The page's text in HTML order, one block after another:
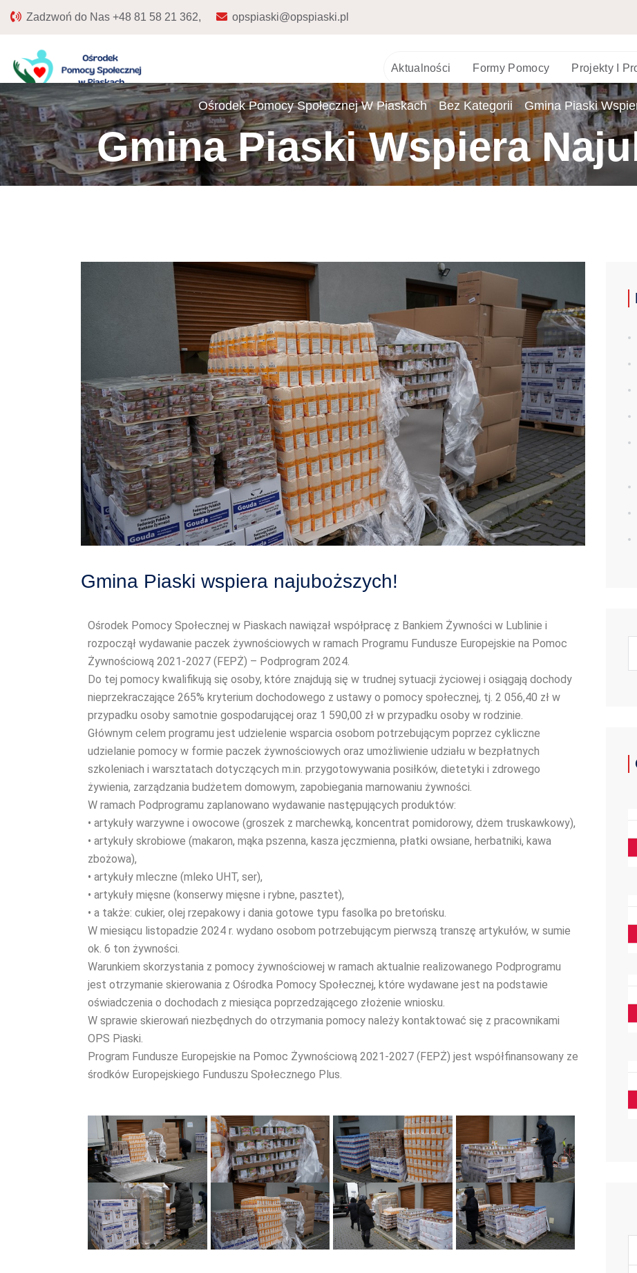
Zadzwoń do Nas +48 81 58 21 362, opspiaski@opspiaski.pl
Aktualności Formy Pomocy Projekty I
Ośrodek Pomocy Społecznej W Piaskach> Bez Kategorii > Gmina Piaski
Gmina Piaski Wspiera
Gmina Piaski wspiera najuboższych!
Ośrodek Pomocy Społecznej w Piaskach nawiązał współpracę z Bankiem Żywności w Lublinie i
rozpoczął wydawanie paczek żywnościowych w ramach Programu Fundusze Europejskie na Pomoc
Żywnościową 2021-2027 (FEPŻ) – Podprogram 2024.
Do tej pomocy kwalifikują się osoby, które znajdują się w trudnej sytuacji życiowej i osiągają dochody
nieprzekraczające 265% kryterium dochodowego z ustawy o pomocy społecznej, tj. 2 056,40 zł w
przypadku osoby samotnie gospodarującej oraz 1 590,00 zł w przypadku osoby w rodzinie.
Głównym celem programu jest udzielenie wsparcia osobom potrzebującym poprzez cykliczne
udzielanie pomocy w formie paczek żywnościowych oraz umożliwienie udziału w bezpłatnych
szkoleniach i warsztatach dotyczących m.in. przygotowywania posiłków, dietetyki i zdrowego
żywienia, zarządzania budżetem domowym, zapobiegania marnowaniu żywności.
W ramach Podprogramu zaplanowano wydawanie następujących produktów:
• artykuły warzywne i owocowe (groszek z marchewką, koncentrat pomidorowy, dżem truskawkowy),
• artykuły skrobiowe (makaron, mąka pszenna, kasza jęczmienna, płatki owsiane, herbatniki, kawa
zbożowa),
• artykuły mleczne (mleko UHT, ser),
• artykuły mięsne (konserwy mięsne i rybne, pasztet),
• a także: cukier, olej rzepakowy i dania gotowe typu fasolka po bretońsku.
W miesiącu listopadzie 2024 r. wydano osobom potrzebującym pierwszą transzę artykułów, w sumie
ok. 6 ton żywności.
Warunkiem skorzystania z pomocy żywnościowej w ramach aktualnie realizowanego Podprogramu
jest otrzymanie skierowania z Ośrodka Pomocy Społecznej, które wydawane jest na podstawie
oświadczenia o dochodach z miesiąca poprzedzającego złożenie wniosku.
W sprawie skierowań niezbędnych do otrzymania pomocy należy kontaktować się z pracownikami
OPS Piaski.
Program Fundusze Europejskie na Pomoc Żywnościową 2021-2027 (FEPŻ) jest współfinansowany ze
środków Europejskiego Funduszu Społecznego Plus.